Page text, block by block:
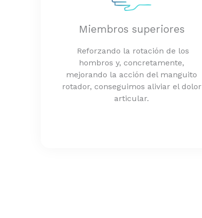
Miembros superiores
Reforzando la rotación de los
hombros y, concretamente,
mejorando la acción del manguito
rotador, conseguimos aliviar el dolor
articular.